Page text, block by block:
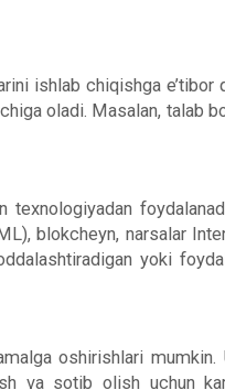
ishlab chiqishga e’tibor
oladi. Masalan, talab
blokcheyn, narsalar
yoki
oshirishlari
va sotib olish uchun